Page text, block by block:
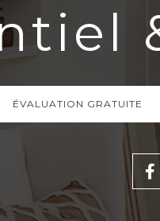
ÉVALUATION GRATUITE
ÉVALUATION GRATUITE